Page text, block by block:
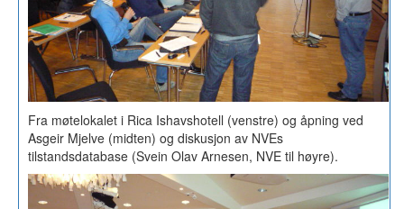
Fra møtelokalet i Rica Ishavshotell (venstre) og åpning ved
Asgeir Mjelve (midten) og diskusjon av NVEs
tilstandsdatabase (Svein Olav Arnesen, NVE til høyre).